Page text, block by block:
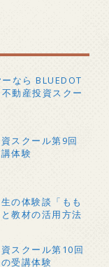
なら BLUEDOT
動産投資スクー
スクール第9回
体験
の体験談「もも
教材の活用方法
スクール第10回
受講体験